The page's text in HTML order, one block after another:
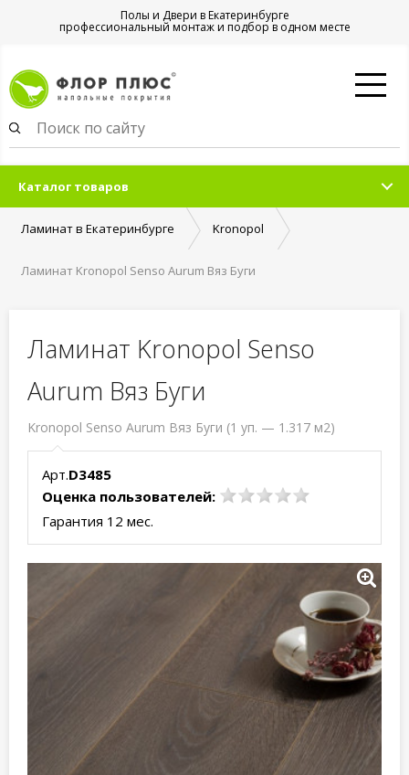
Полы и Двери в Екатеринбурге
профессиональный монтаж и подбор в одном месте
Каталог товаров
Ламинат в Екатеринбурге Kronopol
Ламинат Kronopol Senso Aurum Вяз Буги
Ламинат Kronopol Senso
Aurum Вяз Буги
Kronopol Senso Aurum Вяз Буги (1 уп. — 1.317 м2)
Арт.D3485
Оценка пользователей:
Гарантия 12 мес.